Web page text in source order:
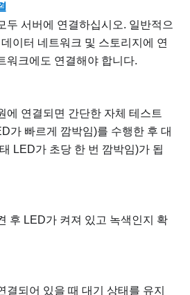
두 서버에 연결하십시오. 일반적으
이터 네트워크 및 스토리지에 연
워크에도 연결해야 합니다.
에 연결되면 간단한 자체 테스트
가 빠르게 깜박임)를 수행한 후 대
LED가 초당 한 번 깜박임)가 됩
후 LED가 켜져 있고 녹색인지 확
결되어 있을 때 대기 상태를 유지